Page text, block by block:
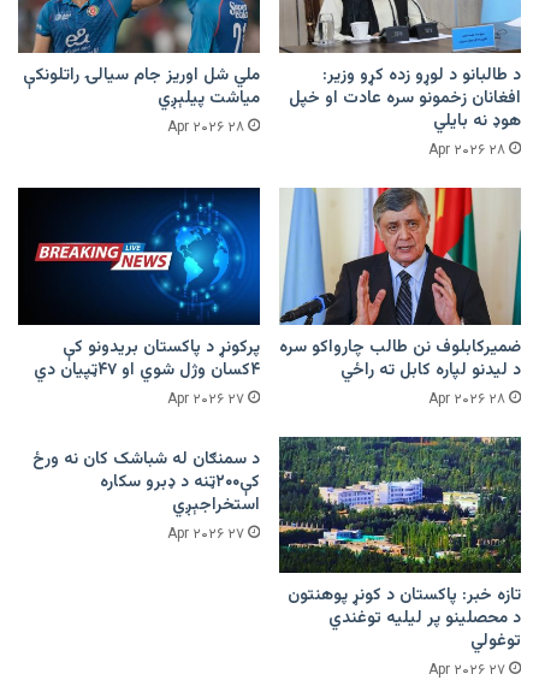
د طالبانو د لوړو زده کړو وزیر:
افغانان زخمونو سره عادت او خپل
هوډ نه بایلي
۲۸ Apr ۲۰۲۶
ملي شل اوریز جام سیالۍ راتلونکې
میاشت پیلېږي
۲۸ Apr ۲۰۲۶
ضمیرکابلوف نن طالب چارواکو سره
د لیدنو لپاره کابل ته راځي
۲۸ Apr ۲۰۲۶
پرکونړ د پاکستان بریدونو کې
۴کسان وژل شوي او ۴۷ټپیان دي
۲۷ Apr ۲۰۲۶
تازه خبر: پاکستان د کونړ پوهنتون
د محصلینو پر لیلیه توغندي
توغولي
۲۷ Apr ۲۰۲۶
د سمنګان له شباشک کان نه ورځ
کې۲۰۰ټنه د ډبرو سکاره
استخراجېږي
۲۷ Apr ۲۰۲۶